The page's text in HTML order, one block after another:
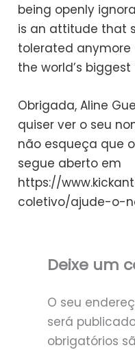
being openly
is an attitude that
tolerated anymore
the world’s
Obrigada, Aline
quiser ver o seu
não esqueça que
segue aberto em
https://
coletivo/ajude-o-
Deixe um
O seu
será
obrigatórios